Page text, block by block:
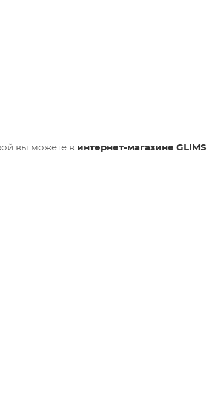
вы можете в интернет-магазине GLIMS